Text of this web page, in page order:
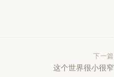
下一篇
这个世界很小很窄